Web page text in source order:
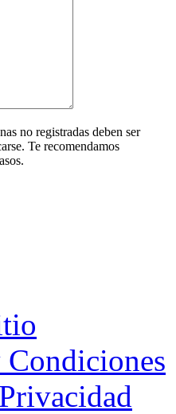
no registradas deben ser
Te recomendamos